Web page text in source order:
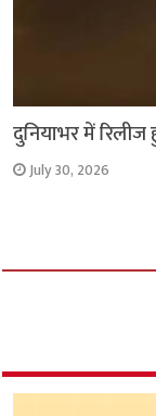
दुनियाभर में रिलीज
July 30, 2026